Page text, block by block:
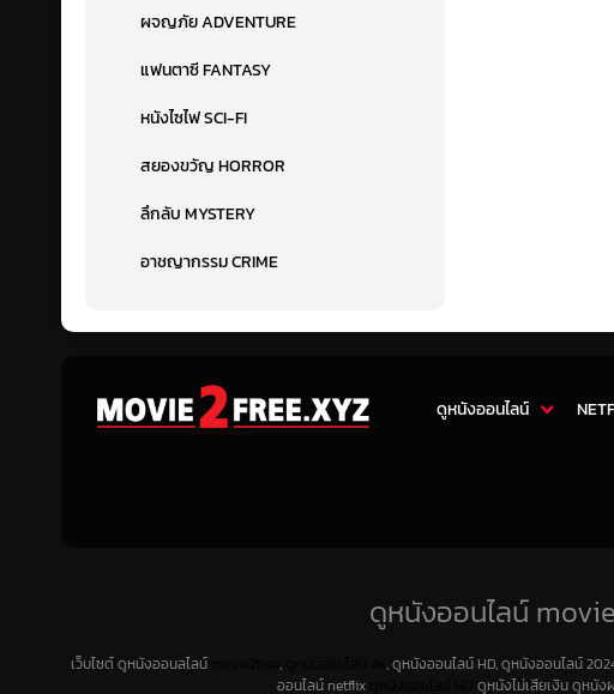
ผจญภัย ADVENTURE
แฟนตาซี FANTASY
หนังไซไฟ SCI-FI
สยองขวัญ HORROR
ลึกลับ MYSTERY
อาชญากรรม CRIME
ดูหนังออนไลน์
ดูหนังออนไลน์
เว็บไซต์ ดูหนังออนลไลน์ ,
, ดูหนังออนไลน์ HD, ดูหนังออนไลน์
ออนไลน์ netflix
ดูหนังไม่เสียเงิน ดูหนัง